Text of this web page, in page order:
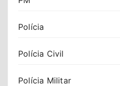
Polícia
Polícia Civil
Polícia Militar